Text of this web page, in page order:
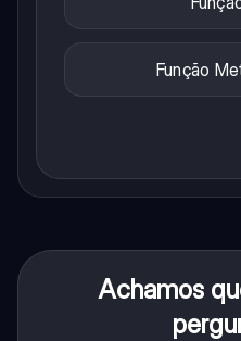
Função
Achamos